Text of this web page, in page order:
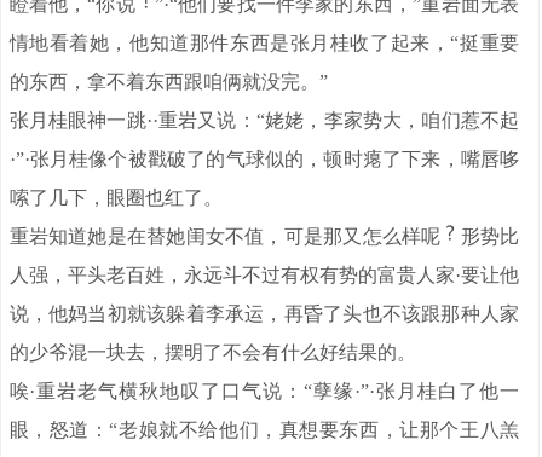
瞪着他，“你说
”·“他们要找一件李家的东西，”重岩面无表
情地看着她，他知道那件东西是张月桂收了起来，“挺重要
的东西，拿不着东西跟咱俩就没完。”
张月桂眼神一跳··重岩又说：“姥姥，李家势大，咱们惹不起
·”·张月桂像个被戳破了的气球似的，顿时瘪了下来，嘴唇哆
嗦了几下，眼圈也红了。
重岩知道她是在替她闺女不值，可是那又怎么样呢
形势比
人强，平头老百姓，永远斗不过有权有势的富贵人家·要让他
说，他妈当初就该躲着李承运，再昏了头也不该跟那种人家
的少爷混一块去，摆明了不会有什么好结果的。
唉·重岩老气横秋地叹了口气说：“孽缘·”·张月桂白了他一
眼，怒道：“老娘就不给他们，真想要东西，让那个王八羔